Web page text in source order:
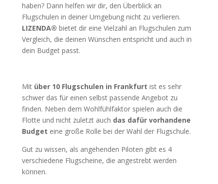
haben? Dann helfen wir dir, den Überblick an
Flugschulen in deiner Umgebung nicht zu verlieren.
LIZENDA® bietet dir eine Vielzahl an Flugschulen zum
Vergleich, die deinen Wünschen entspricht und auch in
dein Budget passt.
Mit über 10 Flugschulen in Frankfurt ist es sehr
schwer das für einen selbst passende Angebot zu
finden. Neben dem Wohlfühlfaktor spielen auch die
Flotte und nicht zuletzt auch das dafür vorhandene
Budget eine große Rolle bei der Wahl der Flugschule.
Gut zu wissen, als angehenden Piloten gibt es 4
verschiedene Flugscheine, die angestrebt werden
können.